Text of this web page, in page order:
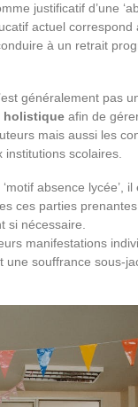
justificatif d’une
actuel correspond
à un retrait
généralement pas
holistique afin de
mais aussi les
institutions scolaires.
absence lycée’, il
ces parties prenantes
si nécessaire.
manifestations
une souffrance sous-